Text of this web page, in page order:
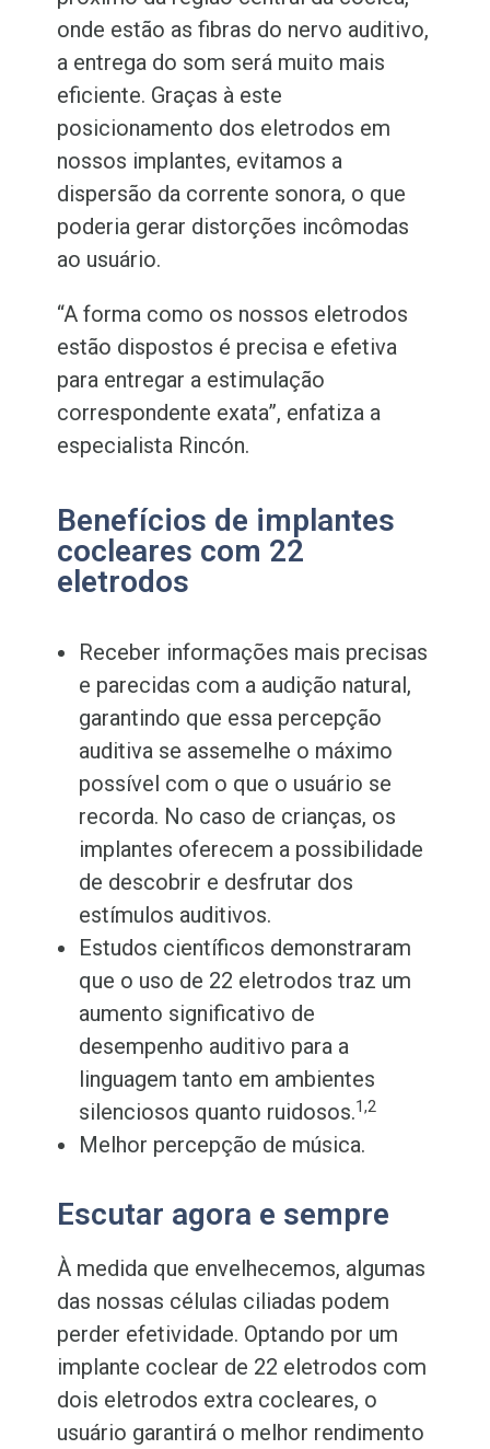
onde estão as fibras do nervo auditivo,
a entrega do som será muito mais
eficiente. Graças à este
posicionamento dos eletrodos em
nossos implantes, evitamos a
dispersão da corrente sonora, o que
poderia gerar distorções incômodas
ao usuário.
“A forma como os nossos eletrodos
estão dispostos é precisa e efetiva
para entregar a estimulação
correspondente exata”, enfatiza a
especialista Rincón.
Benefícios de implantes
cocleares com 22
eletrodos
Receber informações mais precisas
e parecidas com a audição natural,
garantindo que essa percepção
auditiva se assemelhe o máximo
possível com o que o usuário se
recorda. No caso de crianças, os
implantes oferecem a possibilidade
de descobrir e desfrutar dos
estímulos auditivos.
Estudos científicos demonstraram
que o uso de 22 eletrodos traz um
aumento significativo de
desempenho auditivo para a
linguagem tanto em ambientes
silenciosos quanto ruidosos.1,2
Melhor percepção de música.
Escutar agora e sempre
À medida que envelhecemos, algumas
das nossas células ciliadas podem
perder efetividade. Optando por um
implante coclear de 22 eletrodos com
dois eletrodos extra cocleares, o
usuário garantirá o melhor rendimento